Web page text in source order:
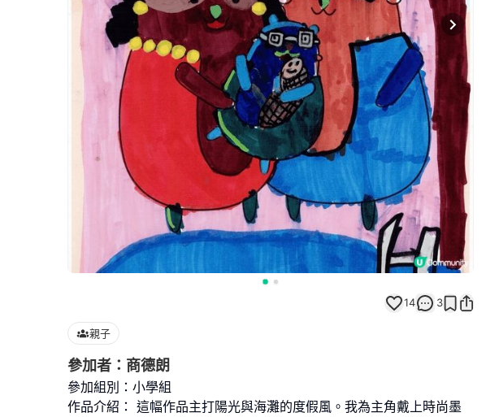
Next slide
14 3
親子
參加者：商德朗
參加組別：小學組
作品介紹： 這幅作品主打陽光與海灘的度假風。我為主角戴上時尚墨